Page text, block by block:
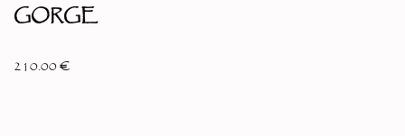
GORGE
210.00€